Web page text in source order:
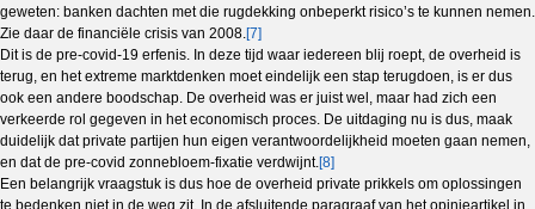
geweten: banken dachten met die rugdekking onbeperkt risico’s te kunnen nemen.
Zie daar de financiële crisis van 2008.[7]
Dit is de pre-covid-19 erfenis. In deze tijd waar iedereen blij roept, de overheid is
terug, en het extreme marktdenken moet eindelijk een stap terugdoen, is er dus
ook een andere boodschap. De overheid was er juist wel, maar had zich een
verkeerde rol gegeven in het economisch proces. De uitdaging nu is dus, maak
duidelijk dat private partijen hun eigen verantwoordelijkheid moeten gaan nemen,
en dat de pre-covid zonnebloem-fixatie verdwijnt.[8]
Een belangrijk vraagstuk is dus hoe de overheid private prikkels om oplossingen
te bedenken niet in de weg zit. In de afsluitende paragraaf van het opinieartikel in